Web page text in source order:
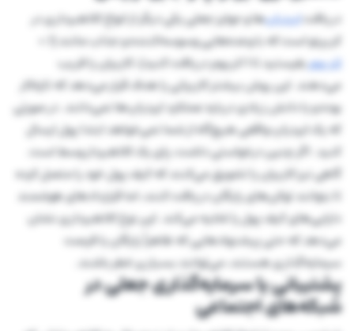
دریافتایردراپ‌ها و جوایز جعلی یکی دیگر از انواع کلاهبرداری در
کریپتو است که با وعده‌هایی وسوسه‌کننده و جذاب مانند (۰.۱
اتریوم
بفرستید تا ۱ اتریوم دریافت کنید)، کاربران را فریب
می‌دهند. این روش بیشتر کاربرانی را هدف قرار می‌دهد که تازه‌کار
بوده و یا دانش زیادی درباره عملکرد ایردراپ‌ها نمی‌دانند. در صورتی
که یک ایردراپ واقعی هیچ‌گاه از شما نمی‌خواهد ابتدا پول ارسال
کنید. اگر چنین درخواستی داشت، پای یک کلاهبردار وسط است.
گاهی نیز کاربران را تشویق می‌کنند که کیف پول خود را متصل کرده
تا بتوانند توکن‌های رایگان دریافت کنند، اما قراردادهای هوشمند
دارایی‌های کیف پول را تخلیه می‌کند. این نوع کلاهبرداری نشان
می‌دهد که حتی پیشنهادهایی که ظاهراً رایگان یا فرصت
سرمایه‌گذاری هستند، می‌توانند بسیار پر خطر باشند.
پشتیبانی یا سرمایه‌گذاری جعلی در
شبکه‌های اجتماعی